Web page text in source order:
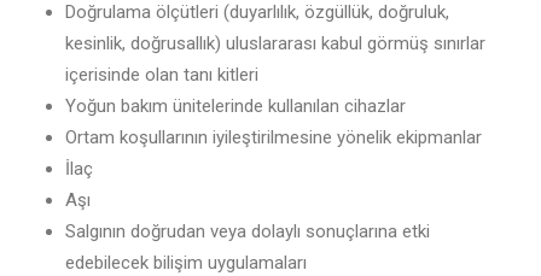
Doğrulama ölçütleri (duyarlılık, özgüllük, doğruluk,
kesinlik, doğrusallık) uluslararası kabul görmüş sınırlar
içerisinde olan tanı kitleri
Yoğun bakım ünitelerinde kullanılan cihazlar
Ortam koşullarının iyileştirilmesine yönelik ekipmanlar
İlaç
Aşı
Salgının doğrudan veya dolaylı sonuçlarına etki
edebilecek bilişim uygulamaları